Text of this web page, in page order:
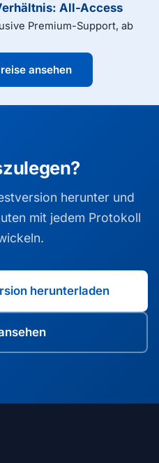
All-Access
Premium-Support, ab
ansehen
herunter und
mit jedem Protokoll
herunterladen